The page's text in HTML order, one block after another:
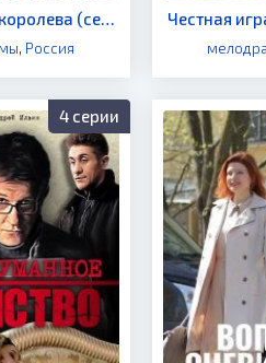
Хрустальная королева (сериал 2023)
, Россия
Честная
4 серии